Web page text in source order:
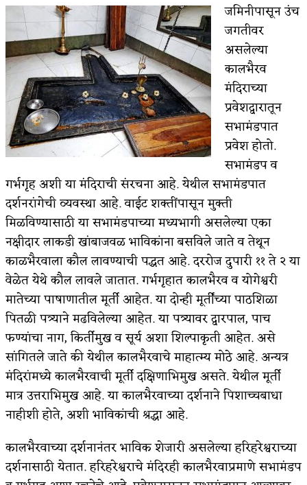
जमिनीपासून उंच
जगतीवर
असलेल्या
कालभैरव
मंदिराच्या
प्रवेशद्वारातून
सभामंडपात
प्रवेश होतो.
सभामंडप व
गर्भगृह अशी या मंदिराची संरचना आहे. येथील सभामंडपात
दर्शनरांगेची व्यवस्था आहे. वाईट शक्तींपासून मुक्ती
मिळविण्यासाठी या सभामंडपाच्या मध्यभागी असलेल्या एका
नक्षीदार लाकडी खांबाजवळ भाविकांना बसविले जाते व तेथून
काळभैरवाला कौल लावण्याची पद्धत आहे. दररोज दुपारी ११ ते २ या
वेळेत येथे कौल लावले जातात. गर्भगृहात कालभैरव व योगेश्वरी
मातेच्या पाषाणातील मूर्ती आहेत. या दोन्ही मूर्तींच्या पाठशिळा
पितळी पत्र्याने मढविलेल्या आहेत. या पत्र्यावर द्वारपाल, पाच
फण्यांचा नाग, किर्तीमुख व सूर्य अशा शिल्पाकृती आहेत. असे
सांगितले जाते की येथील कालभैरवाचे माहात्म्य मोठे आहे. अन्यत्र
मंदिरांमध्ये कालभैरवाची मूर्ती दक्षिणाभिमुख असते. येथील मूर्ती
मात्र उत्तराभिमुख आहे. या कालभैरवाच्या दर्शनाने पिशाच्चबाधा
नाहीशी होते, अशी भाविकांची श्रद्धा आहे.
कालभैरवाच्या दर्शनानंतर भाविक शेजारी असलेल्या हरिहरेश्वराच्या
दर्शनासाठी येतात. हरिहरेश्वराचे मंदिरही कालभैरवाप्रमाणे सभामंडप